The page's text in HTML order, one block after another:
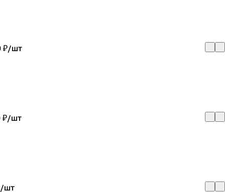
₽/шт
₽/шт
шт